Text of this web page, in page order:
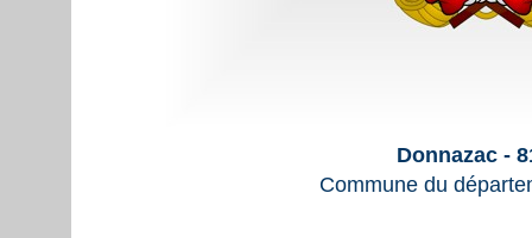
Donnazac -
Commune du